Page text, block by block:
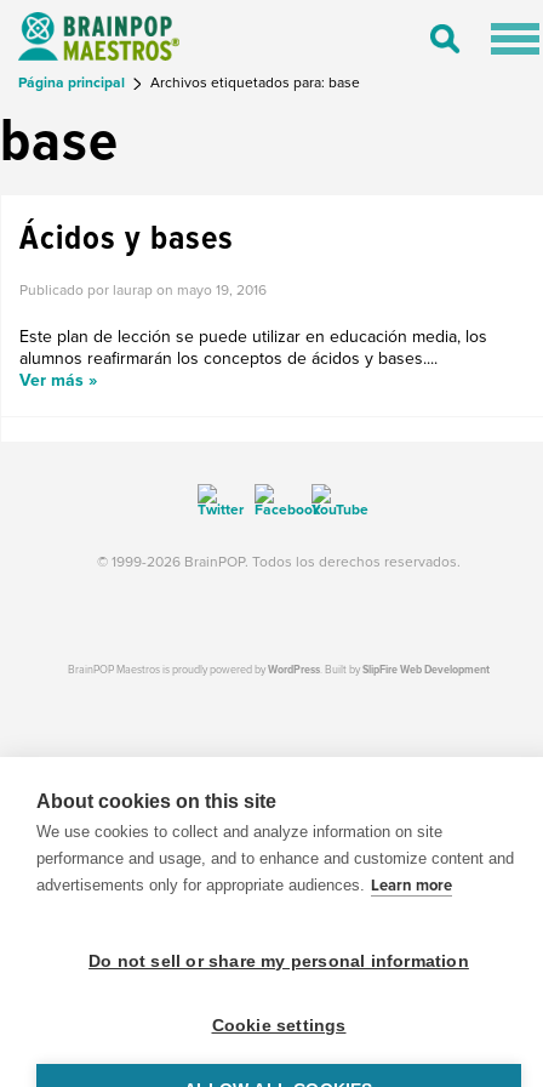
Toggle
Página principal Archivos etiquetados para: base
base
Ácidos y bases
Publicado por laurap on mayo 19, 2016
Este plan de lección se puede utilizar en educación media, los
alumnos reafirmarán los conceptos de ácidos y bases....
Ver más »
© 1999-2026 BrainPOP. Todos los derechos reservados.
BrainPOP Maestros is proudly powered byWordPress. Built bySlipFire Web Development
About cookies on this site
We use cookies to collect and analyze information on site
performance and usage, and to enhance and customize content and
advertisements only for appropriate audiences. Learn more
Do not sell or share my personal information
Cookie settings